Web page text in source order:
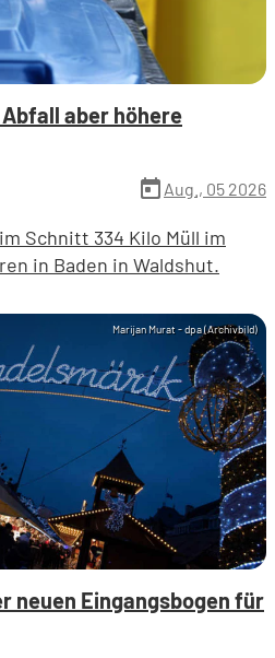
aber höhere
today Aug., 05 2026
Schnitt 334 Kilo Müll im
in Baden in Waldshut.
Marijan Murat - dpa (Archivbild)
neuen Eingangsbogen für